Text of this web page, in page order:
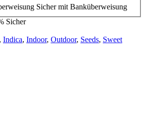
Sicher mit Banküberweisung
Sicher
, Indica, Indoor, Outdoor, Seeds, Sweet